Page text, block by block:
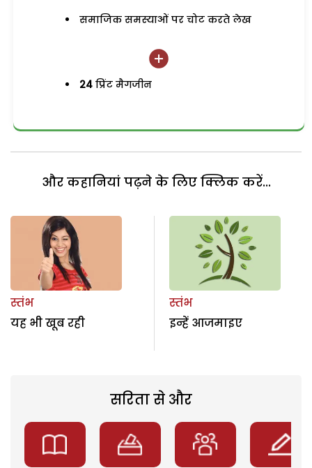
समाजिक समस्याओं पर चोट करते लेख
24 प्रिंट मैगजीन
और कहानियां पढ़ने के लिए क्लिक करें...
स्तंभ
यह भी खूब रही
स्तंभ
इन्हें आजमाइए
सरिता से और